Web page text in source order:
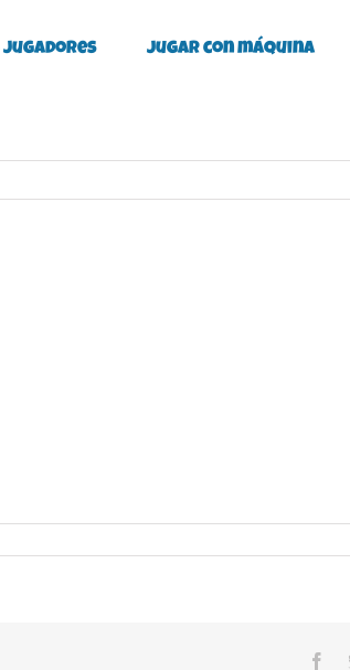
Jugadores Jugar con máquina